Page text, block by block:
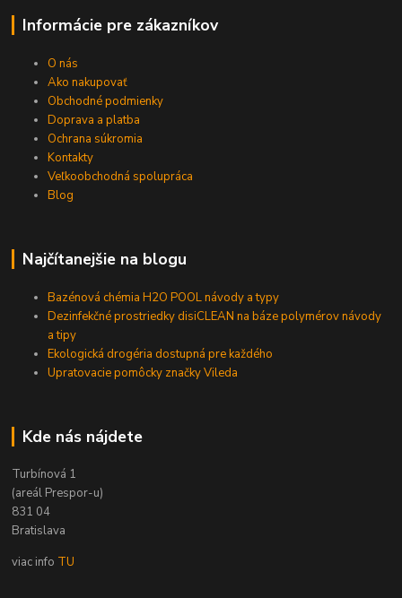
Informácie pre zákazníkov
O nás
Ako nakupovať
Obchodné podmienky
Doprava a platba
Ochrana súkromia
Kontakty
Veľkoobchodná spolupráca
Blog
Najčítanejšie na blogu
Bazénová chémia H2O POOL návody a typy
Dezinfekčné prostriedky disiCLEAN na báze polymérov návody
a tipy
Ekologická drogéria dostupná pre každého
Upratovacie pomôcky značky Vileda
Kde nás nájdete
Turbínová 1
(areál Prespor-u)
831 04
Bratislava
viac info TU